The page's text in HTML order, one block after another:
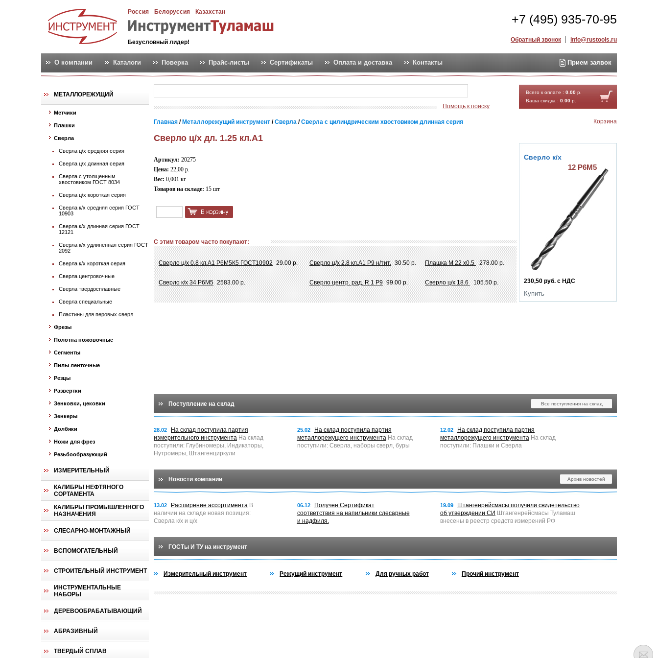
Россия Белоруссия Казахстан
Безусловный лидер!
+7 (495) 935-70-95
Обратный звонок info@rustools.ru
О компании Каталоги Поверка Прайс-листы Сертификаты Оплата и доставка Контакты Прием заявок
МЕТАЛЛОРЕЖУЩИЙ
Метчики
Плашки
Сверла
Сверла ц/х средняя серия
Сверла ц/х длинная серия
Сверла с утолщенным
хвостовиком ГОСТ 8034
Сверла ц/х короткая серия
Сверла к/х средняя серия ГОСТ
10903
Сверла к/х длинная серия ГОСТ
12121
Сверла к/х удлиненная серия ГОСТ
2092
Сверла к/х короткая серия
Сверла центровочные
Сверла твердосплавные
Сверла специальные
Пластины для перовых сверл
Фрезы
Полотна ножовочные
Сегменты
Пилы ленточные
Резцы
Развертки
Зенковки, цековки
Зенкеры
Долбяки
Ножи для фрез
Резьбообразующий
ИЗМЕРИТЕЛЬНЫЙ
КАЛИБРЫ НЕФТЯНОГО
СОРТАМЕНТА
КАЛИБРЫ ПРОМЫШЛЕННОГО
НАЗНАЧЕНИЯ
СЛЕСАРНО-МОНТАЖНЫЙ
ВСПОМОГАТЕЛЬНЫЙ
СТРОИТЕЛЬНЫЙ ИНСТРУМЕНТ
ИНСТРУМЕНТАЛЬНЫЕ
НАБОРЫ
ДЕРЕВООБРАБАТЫВАЮЩИЙ
АБРАЗИВНЫЙ
ТВЕРДЫЙ СПЛАВ
Помощь к поиску
Всего к оплате : 0.00 р.
Ваша скидка : 0.00 р.
Корзина
Главная / Металлорежущий инструмент /Сверла /Сверла с цилиндрическим хвостовиком длинная серия
Сверло ц/х дл. 1.25 кл.А1
Артикул: 20275
Цена: 22,00 р.
Вес: 0,001 кг
Товаров на складе: 15 шт
С этим товаром часто покупают:
Сверло ц/х 0.8 кл.А1 Р6М5К5 ГОСТ10902 29.00 р. Сверло ц/х 2.8 кл.А1 Р9 н/тит. 30.50 р. Плашка М 22 х0.5 278.00 р.
Сверло к/х 34 Р6М5 2583.00 р. Сверло центр. рад. R 1 Р9 99.00 р. Сверло ц/х 18.6 105.50 р. 230,50 руб. с НДС
Купить
Сверло к/х
12 Р6М5
Поступление на склад Все поступления на склад
28.02
На склад поступила партия
измерительного инструмента На склад
поступили: Глубиномеры, Индикаторы,
Нутромеры, Штангенциркули
25.02
На склад поступила партия
металлорежущего инструментаНа склад
поступили: Сверла, наборы сверл, буры
12.02
На склад поступила партия
металлорежущего инструмента На склад
поступили: Плашки и Сверла
Новости компании Архив новостей
13.02 Расширение ассортимента В
наличии на складе новая позиция:
Сверла к/х и ц/х
06.12
Получен Сертификат
соответствия на напильники слесарные
и надфиля.
19.09
Штангенрейсмасы получили свидетельство
об утверждении СИ Штангенрейсмасы Туламаш
внесены в реестр средств измерений РФ
ГОСТы И ТУ на инструмент
Измерительный инструмент Режущий инструмент Для ручных работ Прочий инструмент